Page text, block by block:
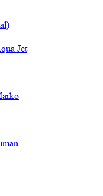
Jet